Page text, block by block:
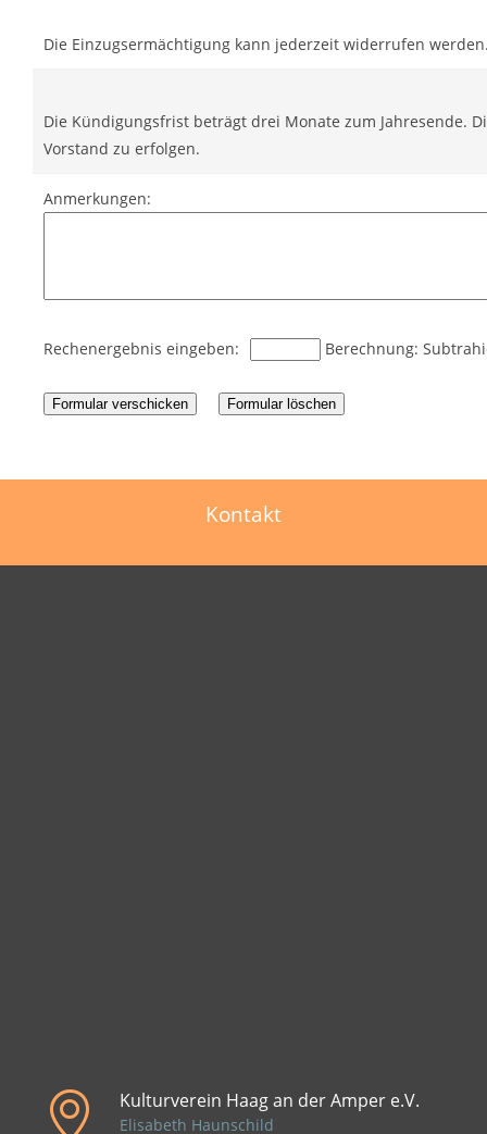
Die Einzugsermächtigung kann jederzeit widerrufen
Die Kündigungsfrist beträgt drei Monate zum Jahresende.
Vorstand zu erfolgen.
Anmerkungen:
Rechenergebnis eingeben: Berechnung:
Formular verschicken Formular löschen
Kontakt
Kulturverein Haag an der Amper e.V.
Elisabeth Haunschild